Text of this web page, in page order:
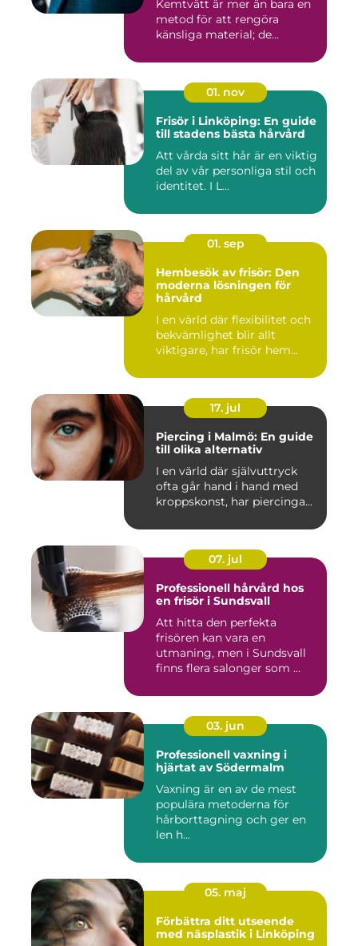
Kemtvätt är mer än bara en
metod för att rengöra
känsliga material; de...
01. nov
Frisör i Linköping: En guide
till stadens bästa hårvård
Att vårda sitt hår är en viktig
del av vår personliga stil och
identitet. I L...
01. sep
Hembesök av frisör: Den
moderna lösningen för
hårvård
I en värld där flexibilitet och
bekvämlighet blir allt
viktigare, har frisör hem...
17. jul
Piercing i Malmö: En guide
till olika alternativ
I en värld där självuttryck
ofta går hand i hand med
kroppskonst, har piercinga...
07. jul
Professionell hårvård hos
en frisör i Sundsvall
Att hitta den perfekta
frisören kan vara en
utmaning, men i Sundsvall
finns flera salonger som ...
03. jun
Professionell vaxning i
hjärtat av Södermalm
Vaxning är en av de mest
populära metoderna för
hårborttagning och ger en
len h...
05. maj
Förbättra ditt utseende
med näsplastik i Linköping